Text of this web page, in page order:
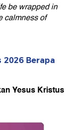
be wrapped in
calmness of
2026 Berapa
Yesus Kristus